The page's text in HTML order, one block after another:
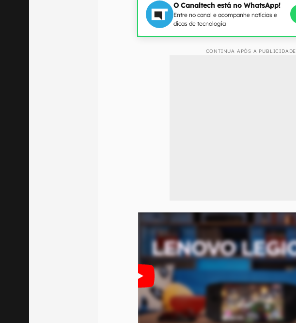
O Canaltech está no WhatsApp!
Entre no canal e acompanhe notícias e
dicas de tecnologia
CONTINUA APÓS A PUBLICIDADE